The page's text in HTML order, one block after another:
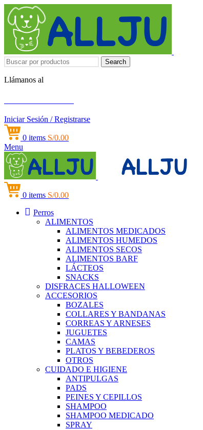
Search
Llámanos al
Iniciar Sesión / Registrarse
0 items S/0.00
Menu
0 items S/0.00
Perros
ALIMENTOS
ALIMENTOS MEDICADOS
ALIMENTOS HUMEDOS
ALIMENTOS SECOS
ALIMENTOS BARF
LÁCTEOS
SNACKS
DISFRACES HALLOWEEN
ACCESORIOS
BOZALES
COLLARES Y BANDANAS
CORREAS Y ARNESES
JUGUETES
CAMAS
PLATOS Y BEBEDEROS
OTROS
CUIDADO E HIGIENE
ANTIPULGAS
PADS
PEINES Y CEPILLOS
SHAMPOO
SHAMPOO MEDICADO
SPRAY